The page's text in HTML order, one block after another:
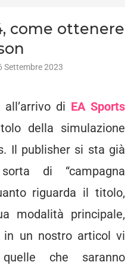
come ottenere
Settembre 2023
di EA Sports
della simulazione
Il publisher si sta già
di “campagna
riguarda il titolo,
modalità principale,
in un nostro articol vi
che saranno